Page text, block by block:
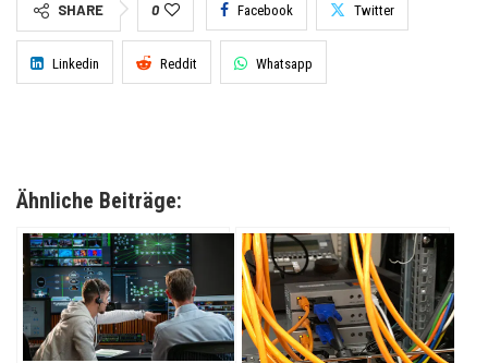
SHARE 0 Facebook Twitter
Linkedin Reddit Whatsapp
Ähnliche Beiträge: